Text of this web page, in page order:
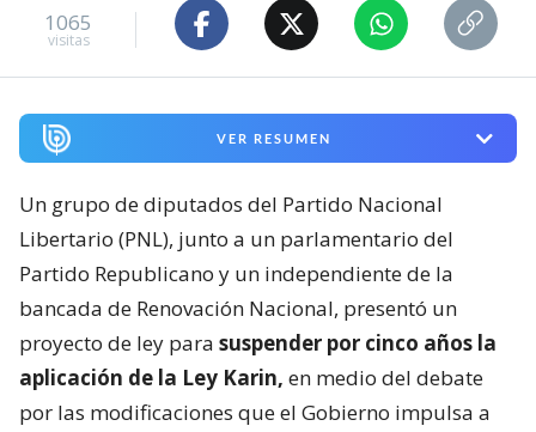
1065
visitas
VER RESUMEN
Un grupo de diputados del Partido Nacional
Libertario (PNL), junto a un parlamentario del
Partido Republicano y un independiente de la
bancada de Renovación Nacional, presentó un
proyecto de ley para suspender por cinco años la
aplicación de la Ley Karin, en medio del debate
por las modificaciones que el Gobierno impulsa a